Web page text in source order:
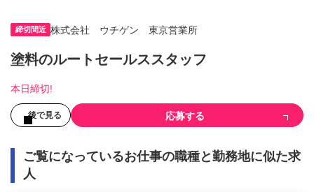
締切間近 株式会社 ウチゲン 東京営業所
塗料のルートセールススタッフ
本日締切!
後で見る 応募する
ご覧になっているお仕事の職種と勤務地に似た求
人